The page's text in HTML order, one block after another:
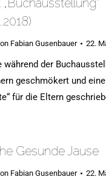
Fabian Gusenbauer 22.
während der
geschmökert und eine
für die Eltern
Gesunde Jause
Fabian Gusenbauer 22.